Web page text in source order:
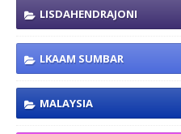
LISDAHENDRAJONI
LKAAM SUMBAR
MALAYSIA